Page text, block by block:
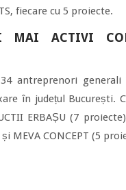
fiecare cu 5 proiecte.
MAI ACTIVI
antreprenori generali
în județul București.
ERBAȘU (7
MEVA CONCEPT (5